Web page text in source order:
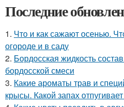
Последние
1. Что и как сажают осенью.
огороде и в саду
2. Бордосская жидкость
бордосской смеси
3. Какие ароматы трав и
крысы. Какой запах